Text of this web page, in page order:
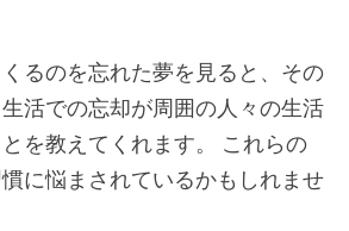
るのを忘れた夢を見ると、その
活での忘却が周囲の人々の生活
を教えてくれます。 これらの
に悩まされているかもしれませ